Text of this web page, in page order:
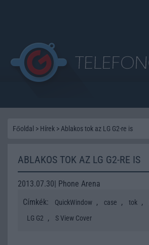
Főoldal > Hírek > Ablakos tok az LG G2-re is
ABLAKOS TOK AZ LG G2-RE IS
2013.07.30| Phone Arena
Címkék:
QuickWindow , case , tok ,
LG G2 , S View Cover